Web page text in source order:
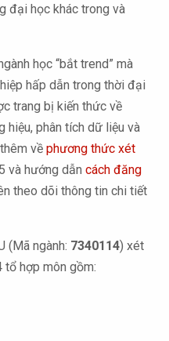
đại học khác trong và
học “bắt trend” mà
hấp dẫn trong thời đại
trang bị kiến thức về
hiệu, phân tích dữ liệu và
về phương thức xét
và hướng dẫn cách đăng
theo dõi thông tin chi tiết
(Mã ngành: 7340114) xét
hợp môn gồm: